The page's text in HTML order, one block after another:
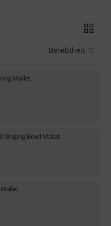
Beliebtheit
Mallet
Singing Bowl Mallet